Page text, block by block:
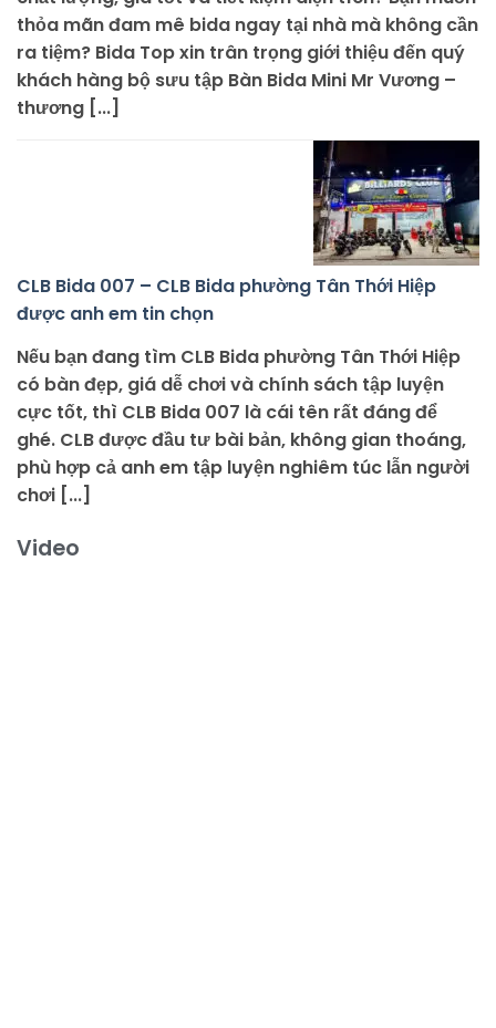
thỏa mãn đam mê bida ngay tại nhà mà không cần
ra tiệm? Bida Top xin trân trọng giới thiệu đến quý
khách hàng bộ sưu tập Bàn Bida Mini Mr Vương –
thương [...]
CLB Bida 007 – CLB Bida phường Tân Thới Hiệp
được anh em tin chọn
Nếu bạn đang tìm CLB Bida phường Tân Thới Hiệp
có bàn đẹp, giá dễ chơi và chính sách tập luyện
cực tốt, thì CLB Bida 007 là cái tên rất đáng để
ghé. CLB được đầu tư bài bản, không gian thoáng,
phù hợp cả anh em tập luyện nghiêm túc lẫn người
chơi [...]
Video